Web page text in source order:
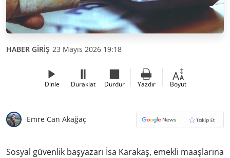
HABER GİRİŞ 23 Mayıs 2026 19:18
Dinle Duraklat Durdur Yazdır Boyut
Emre Can Akağaç
Sosyal güvenlik başyazarı İsa Karakaş, emekli maaşlarına